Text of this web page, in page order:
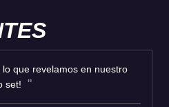
que revelamos en nuestro
set!